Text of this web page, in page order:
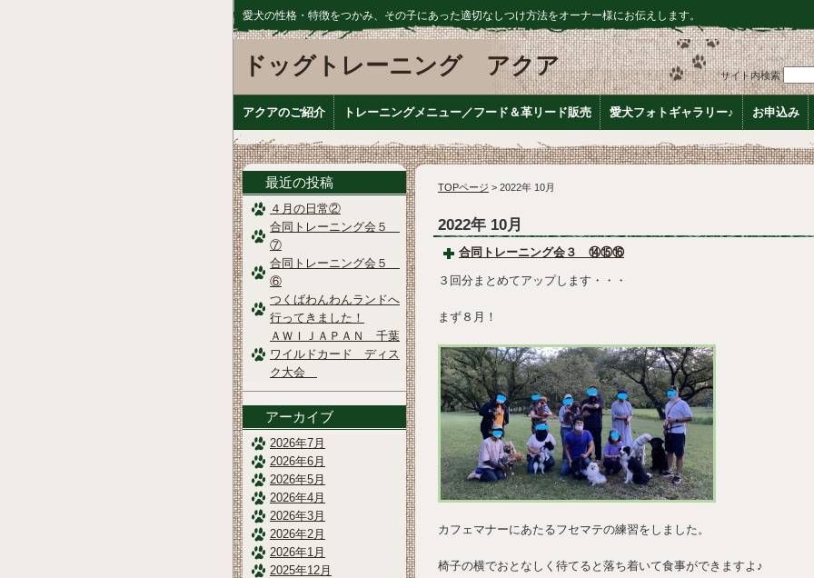
愛犬の性格・特徴をつかみ、その子にあった適切なしつけ方法をオーナー様にお伝えします。
ドッグトレーニング アクア サイト内検索
アクアのご紹介 トレーニングメニュー／フード＆革リード販売 愛犬フォトギャラリー♪ お申込み
TOPページ > 2022年 10月
2022年 10月
合同トレーニング会３ ⑭⑮⑯
３回分まとめてアップします・・・
まず８月！
カフェマナーにあたるフセマテの練習をしました。
椅子の横でおとなしく待てると落ち着いて食事ができますよ♪
最近の投稿
４月の日常②
合同トレーニング会５
⑦
合同トレーニング会５
⑥
つくばわんわんランドへ
行ってきました！
ＡＷＩＪＡＰＡＮ 千葉
ワイルドカード ディス
ク大会
アーカイブ
2026年7月
2026年6月
2026年5月
2026年4月
2026年3月
2026年2月
2026年1月
2025年12月